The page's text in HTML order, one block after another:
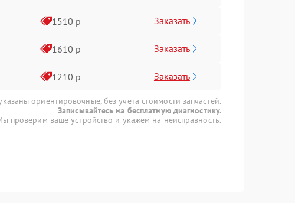
1510 р Заказать
1610 р Заказать
1210 р Заказать
ориентировочные, без учета стоимости запчастей.
Записывайтесь на бесплатную диагностику.
проверим ваше устройство и укажем на неисправность.